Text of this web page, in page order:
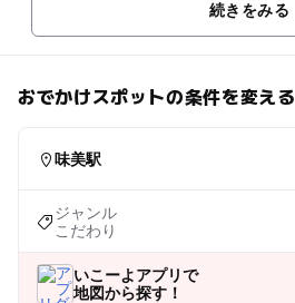
続きをみる
おでかけスポットの条件を変える
味美駅
ジャンル
こだわり
いこーよアプリで
地図から探す！